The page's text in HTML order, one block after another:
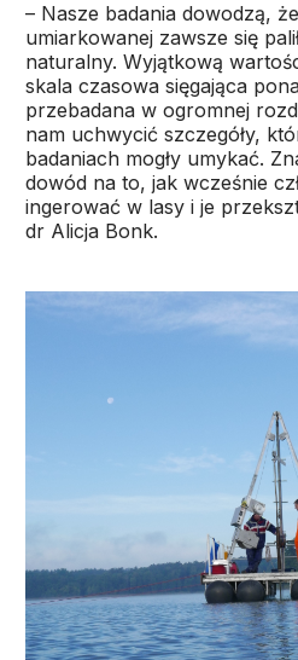
– Nasze badania dowodzą,
umiarkowanej zawsze się
naturalny. Wyjątkową
skala czasowa sięgająca
przebadana w ogromnej
nam uchwycić szczegóły,
badaniach mogły umykać.
dowód na to, jak wcześnie
ingerować w lasy i je
dr Alicja Bonk.